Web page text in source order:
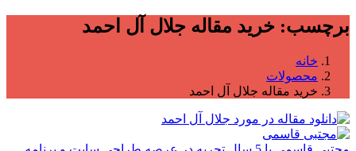
برچسب: خرید مقاله جلال آل احمد
خانه
محصولات
خرید مقاله جلال آل احمد